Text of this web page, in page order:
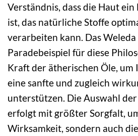
Verständnis, dass die Haut
ist, das natürliche Stoffe
verarbeiten kann. Das
Paradebeispiel für diese
Kraft der ätherischen Öle, um
eine sanfte und zugleich
unterstützen. Die Auswahl
erfolgt mit größter Sorgfalt,
Wirksamkeit, sondern auch die